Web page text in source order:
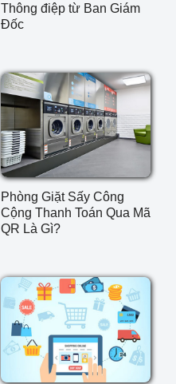
Thông điệp từ Ban Giám
Đốc
Phòng Giặt Sấy Công
Cộng Thanh Toán Qua Mã
QR Là Gì?